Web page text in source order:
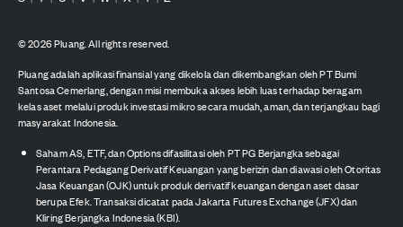
©2026Pluang. All rights reserved.
Pluang adalah aplikasi finansial yang dikelola dan dikembangkan oleh PT Bumi
Santosa Cemerlang, dengan misi membuka akses lebih luas terhadap beragam
kelas aset melalui produk investasi mikro secara mudah, aman, dan terjangkau bagi
masyarakat Indonesia.
Saham AS, ETF, dan Options difasilitasi oleh PT PG Berjangka sebagai
Perantara Pedagang Derivatif Keuangan yang berizin dan diawasi oleh Otoritas
Jasa Keuangan (OJK) untuk produk derivatif keuangan dengan aset dasar
berupa Efek. Transaksi dicatat pada Jakarta Futures Exchange (JFX) dan
Kliring Berjangka Indonesia (KBI).